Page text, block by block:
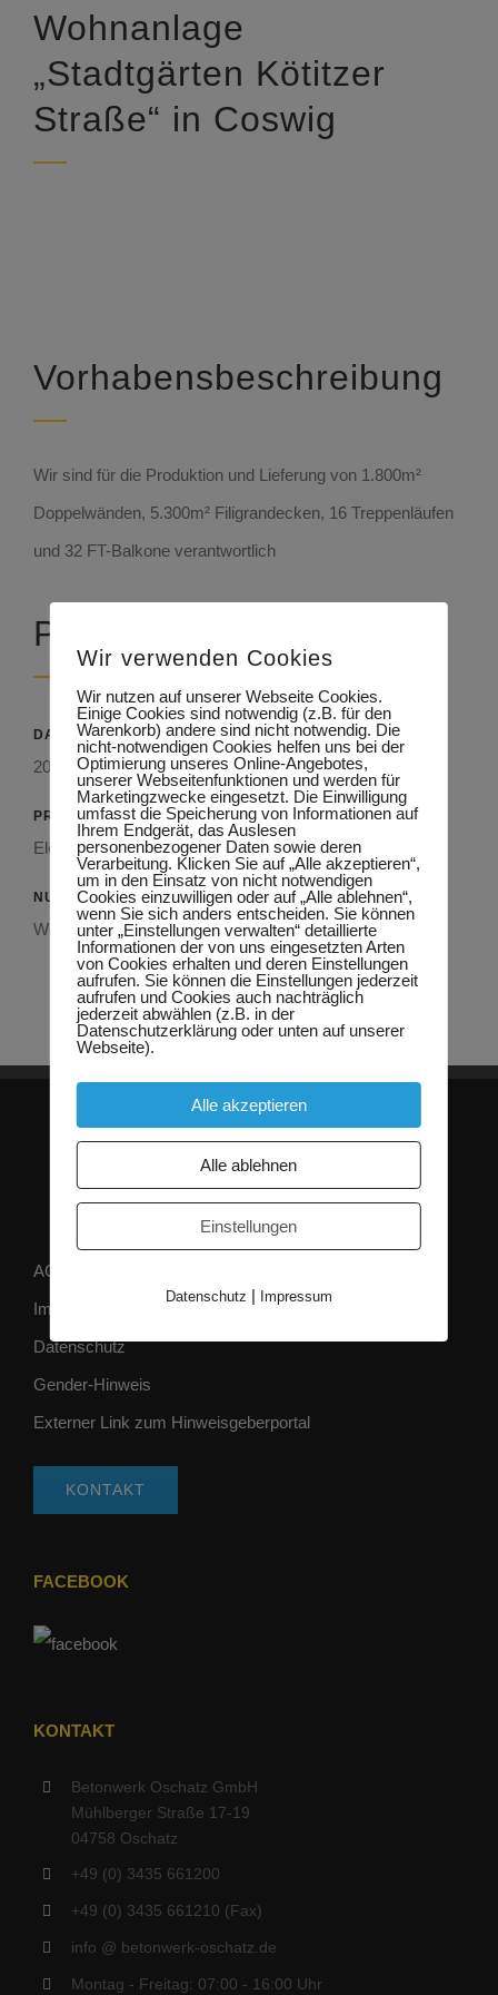
Wohnanlage
„Stadtgärten Kötitzer
Straße“ in Coswig
Vorhabensbeschreibung
Wir sind für die Produktion und Lieferung von 1.800m²
Doppelwänden, 5.300m² Filigrandecken, 16 Treppenläufen
und 32 FT-Balkone verantwortlich
Projekt Details
DATUM
2020
PRODUKT
Elementdecke, Doppelwand, Treppen und Balkone
NUTZUNG
Wohnanlage
AGB
Impressum
Datenschutz
Gender-Hinweis
Externer Link zum Hinweisgeberportal
KONTAKT
FACEBOOK
KONTAKT
Betonwerk Oschatz GmbH
Mühlberger Straße 17-19
04758 Oschatz
+49 (0) 3435 661200
+49 (0) 3435 661210 (Fax)
info @ betonwerk-oschatz.de
Montag - Freitag: 07:00 - 16:00 Uhr
Wir verwenden Cookies
Wir nutzen auf unserer Webseite Cookies.
Einige Cookies sind notwendig (z.B. für den
Warenkorb) andere sind nicht notwendig. Die
nicht-notwendigen Cookies helfen uns bei der
Optimierung unseres Online-Angebotes,
unserer Webseitenfunktionen und werden für
Marketingzwecke eingesetzt. Die Einwilligung
umfasst die Speicherung von Informationen auf
Ihrem Endgerät, das Auslesen
personenbezogener Daten sowie deren
Verarbeitung. Klicken Sie auf „Alle akzeptieren“,
um in den Einsatz von nicht notwendigen
Cookies einzuwilligen oder auf „Alle ablehnen“,
wenn Sie sich anders entscheiden. Sie können
unter „Einstellungen verwalten“ detaillierte
Informationen der von uns eingesetzten Arten
von Cookies erhalten und deren Einstellungen
aufrufen. Sie können die Einstellungen jederzeit
aufrufen und Cookies auch nachträglich
jederzeit abwählen (z.B. in der
Datenschutzerklärung oder unten auf unserer
Webseite).
Alle akzeptieren
Alle ablehnen
Einstellungen
Datenschutz | Impressum